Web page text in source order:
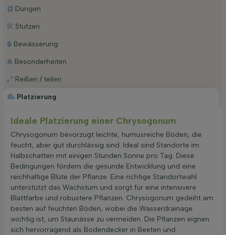
Platzierung
Düngen
Stutzen
Bewässerung
Besonderheiten
Reißen / teilen
Ideale Platzierung einer Chrysogonum
Chrysogonum bevorzugt leichte, humusreiche Böden, die
feucht, aber gut durchlässig sind. Ideal sind Standorte im
Halbschatten mit einigen Stunden Sonne pro Tag. Diese
Bedingungen fördern die gesunde Entwicklung und eine
reichhaltige Blüte der Pflanze. Eine richtige Standortwahl
unterstützt das Wachstum und sorgt für eine intensivere
Blattfarbe und robustere Pflanzen. Chrysogonum gedeiht am
besten auf feuchten Böden, wobei die Wasserdrainage
wichtig ist, um Staunässe zu vermeiden. Die Pflanzen eignen
sich hervorragend als Bodendecker in Beeten und